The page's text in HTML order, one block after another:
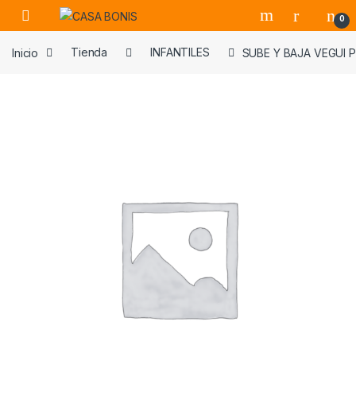
Skip to navigation
Skip to content
0
Inicio Tienda INFANTILES SUBE Y BAJA VEGUI